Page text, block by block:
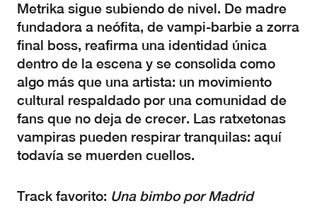
Metrika sigue subiendo de nivel. De madre
fundadora a neófita, de vampi-barbie a zorra
final boss, reafirma una identidad única
dentro de la escena y se consolida como
algo más que una artista: un movimiento
cultural respaldado por una comunidad de
fans que no deja de crecer. Las ratxetonas
vampiras pueden respirar tranquilas: aquí
todavía se muerden cuellos.
Track favorito: Una bimbo por Madrid